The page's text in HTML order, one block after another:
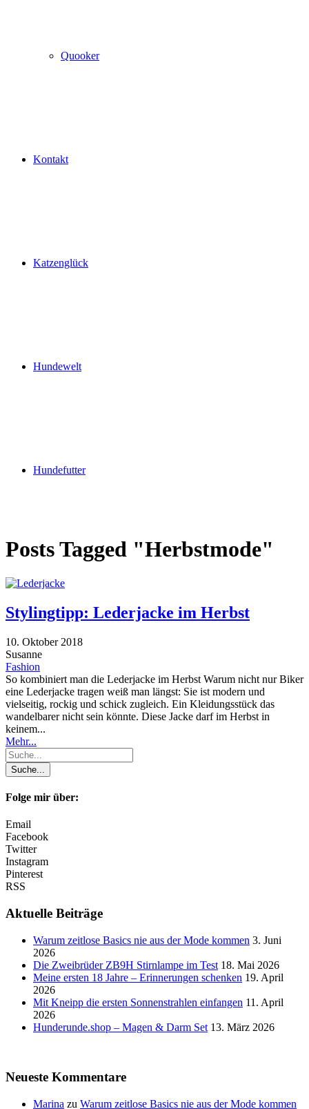
Quooker
Kontakt
Katzenglück
Hundewelt
Hundefutter
Posts Tagged "Herbstmode"
Stylingtipp: Lederjacke im Herbst
10. Oktober 2018
Susanne
Fashion
So kombiniert man die Lederjacke im Herbst Warum nicht nur Biker
eine Lederjacke tragen weiß man längst: Sie ist modern und
vielseitig, rockig und schick zugleich. Ein Kleidungsstück das
wandelbarer nicht sein könnte. Diese Jacke darf im Herbst in
keinem...
Mehr...
Folge mir über:
Email
Facebook
Twitter
Instagram
Pinterest
RSS
Aktuelle Beiträge
Warum zeitlose Basics nie aus der Mode kommen 3. Juni
2026
Die Zweibrüder ZB9H Stirnlampe im Test 18. Mai 2026
Meine ersten 18 Jahre – Erinnerungen schenken 19. April
2026
Mit Kneipp die ersten Sonnenstrahlen einfangen 11. April
2026
Hunderunde.shop – Magen & Darm Set 13. März 2026
Neueste Kommentare
Marina zu Warum zeitlose Basics nie aus der Mode kommen